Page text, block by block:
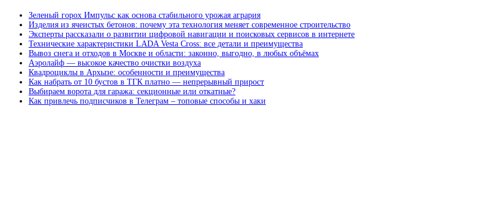
Зеленый горох Импульс как основа стабильного урожая агрария
Изделия из ячеистых бетонов: почему эта технология меняет современное строительство
Эксперты рассказали о развитии цифровой навигации и поисковых сервисов в интернете
Технические характеристики LADA Vesta Cross: все детали и преимущества
Вывоз снега и отходов в Москве и области: законно, выгодно, в любых объёмах
Аэролайф — высокое качество очистки воздуха
Квадроциклы в Архызе: особенности и преимущества
Как набрать от 10 бустов в ТГК платно — непрерывный прирост
Выбираем ворота для гаража: секционные или откатные?
Как привлечь подписчиков в Телеграм – топовые способы и хаки